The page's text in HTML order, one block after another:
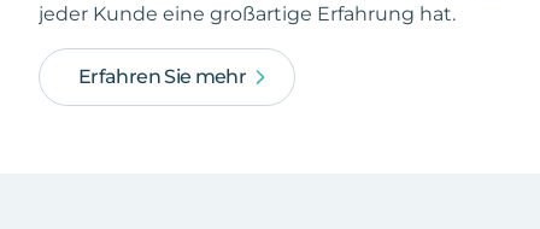
jeder Kunde eine großartige Erfahrung hat.
Erfahren Sie mehr